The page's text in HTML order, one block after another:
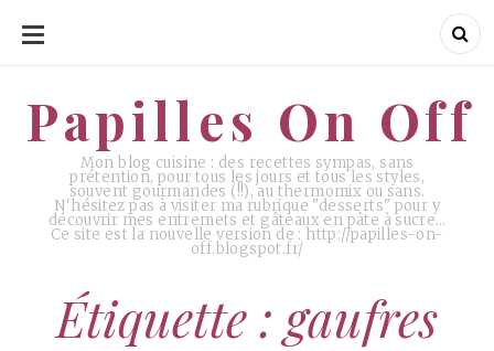
ALLER
CONTENU
Papilles On Off
Mon blog cuisine : des recettes sympas, sans
prétention, pour tous les jours et tous les styles,
souvent gourmandes (!!), au thermomix ou sans.
N'hésitez pas à visiter ma rubrique "desserts" pour y
découvrir mes entremets et gâteaux en pâte à sucre…
Ce site est la nouvelle version de : http://papilles-on-
off.blogspot.fr/
Papilles On Off
Étiquette : gaufres